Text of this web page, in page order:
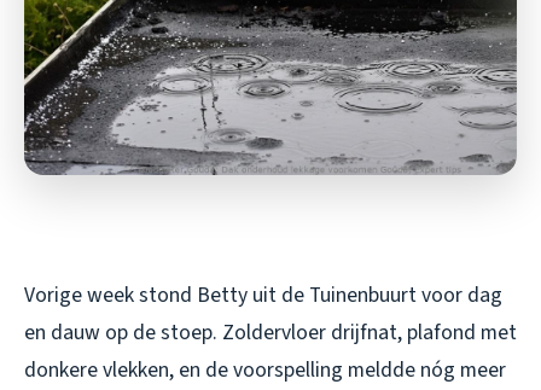
Vorige week stond Betty uit de Tuinenbuurt voor dag
en dauw op de stoep. Zoldervloer drijfnat, plafond met
donkere vlekken, en de voorspelling meldde nóg meer